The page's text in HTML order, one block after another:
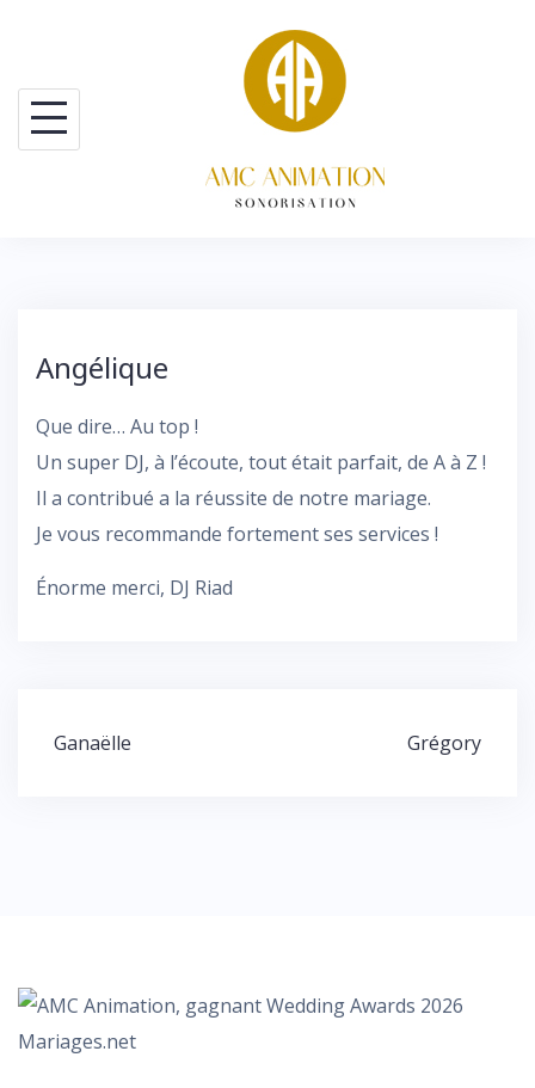
content
Angélique
Que dire… Au top !
Un super DJ, à l’écoute, tout était parfait, de A à Z !
Il a contribué a la réussite de notre mariage.
Je vous recommande fortement ses services !
Énorme merci, DJ Riad
Navigation
Ganaëlle Grégory